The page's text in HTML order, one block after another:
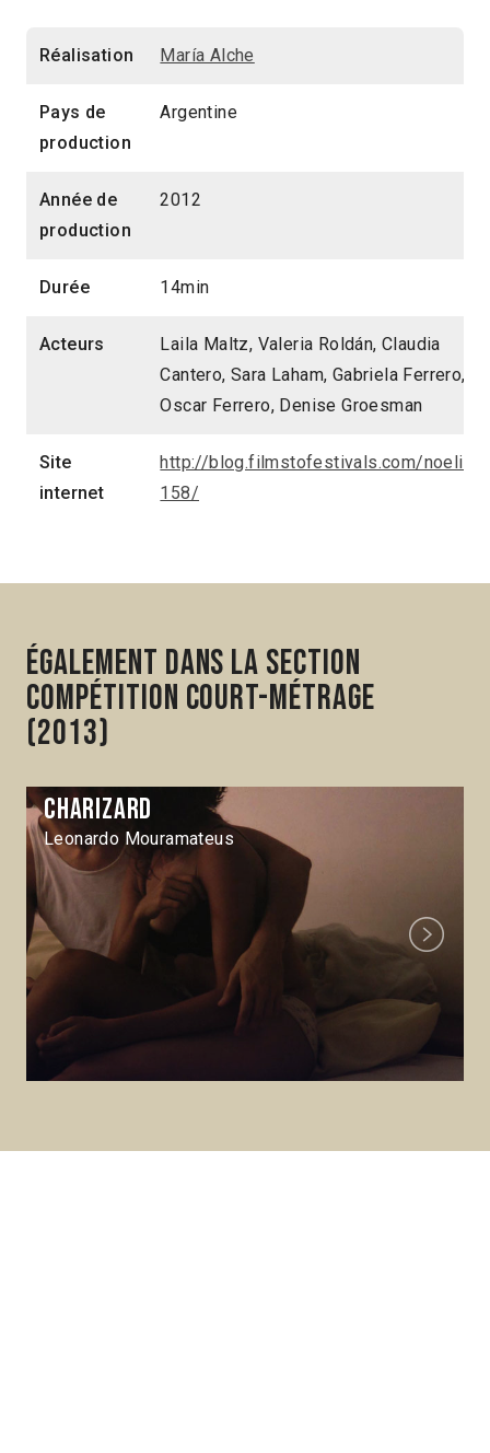
Réalisation María Alche
Pays de
production
Argentine
Année de
production
2012
Durée 14min
Acteurs
Laila Maltz, Valeria Roldán, Claudia
Cantero, Sara Laham, Gabriela Ferrero,
Oscar Ferrero, Denise Groesman
Site
internet
http://blog.filmstofestivals.com/noelia-
158/
Également dans la section
Compétition Court-métrage
(2013)
Charizard
Leonardo Mouramateus
Next